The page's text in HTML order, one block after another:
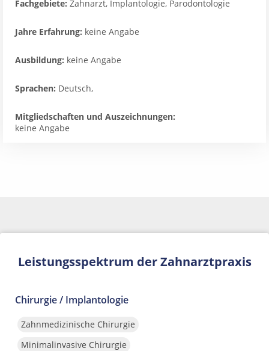
Fachgebiete: Zahnarzt, Implantologie, Parodontologie
Jahre Erfahrung: keine Angabe
Ausbildung: keine Angabe
Sprachen: Deutsch,
Mitgliedschaften und Auszeichnungen:
keine Angabe
Leistungsspektrum der Zahnarztpraxis
Chirurgie / Implantologie
Zahnmedizinische Chirurgie
Minimalinvasive Chirurgie